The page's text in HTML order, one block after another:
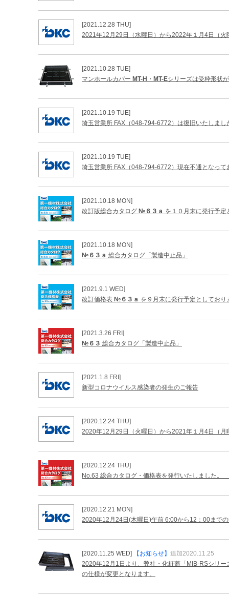
[2021.12.28 THU]
2021年12月29日（水曜日）から2022年１月4日（
[2021.10.28 TUE]
マンホールカバー MT-H ・ MT-Eシリーズは受枠形状
[2021.10.19 TUE]
埼玉営業所 FAX（048-794-6772）は復旧いたしまし
[2021.10.19 TUE]
埼玉営業所 FAX（048-794-6772）現在不通となって
[2021.10.18 MON]
改訂版総合カタログ №６３ａ を１０月末に発行予定
[2021.10.18 MON]
№６３ａ 総合カタログ「製造中止品」
[2021.9.1 WED]
改訂価格表 №６３ａ を９月末に発行予定としており
[2021.3.26 FRI]
№６３ 総合カタログ「製造中止品」
[2021.1.8 FRI]
新型コロナウイルス感染者の発生のご報告
[2020.12.24 THU]
2020年12月29日（火曜日）から2021年１月4日（
[2020.12.24 THU]
No.63 総合カタログ・価格表を発行いたしました
[2020.12.21 MON]
2020年12月24日(木曜日)午前 6:00から12：00まで
[2020.11.25 WED] 【お知らせ】 追加2020.11.25
2020年12月1日より、弊社・化粧蓋「MIB-RSシリ
の仕様が変更となります。